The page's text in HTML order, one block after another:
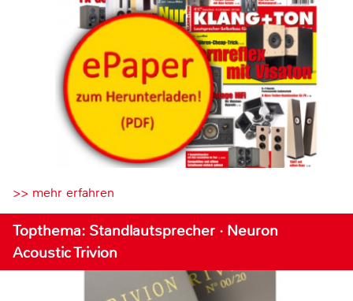
>> mehr erfahren
Topthema: Standlautsprecher · Neuron
Acoustic Trivion